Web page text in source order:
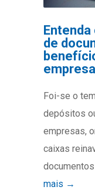
de
empresa
Foi-se o
depósitos
empresas,
caixas
mais →